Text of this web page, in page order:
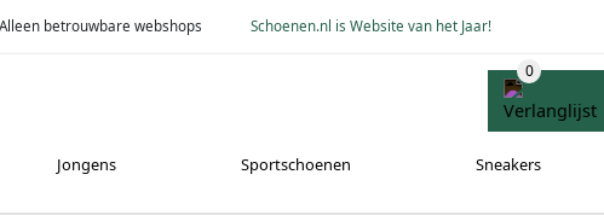
Alleen betrouwbare webshops Schoenen.nl is Website van het Jaar!
Jongens Sportschoenen Sneakers